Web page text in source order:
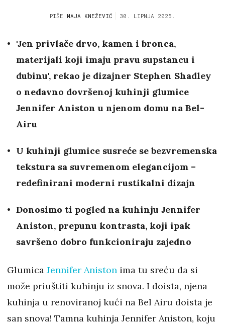
PIŠE MAJA KNEŽEVIĆ 30. LIPNJA 2025.
'Jen privlače drvo, kamen i bronca,
materijali koji imaju pravu supstancu i
dubinu', rekao je dizajner Stephen Shadley
o nedavno dovršenoj kuhinji glumice
Jennifer Aniston u njenom domu na Bel-
Airu
U kuhinji glumice susreće se bezvremenska
tekstura sa suvremenom elegancijom –
redefinirani moderni rustikalni dizajn
Donosimo ti pogled na kuhinju Jennifer
Aniston, prepunu kontrasta, koji ipak
savršeno dobro funkcioniraju zajedno
Glumica Jennifer Aniston ima tu sreću da si
može priuštiti kuhinju iz snova. I doista, njena
kuhinja u renoviranoj kući na Bel Airu doista je
san snova! Tamna kuhinja Jennifer Aniston, koju